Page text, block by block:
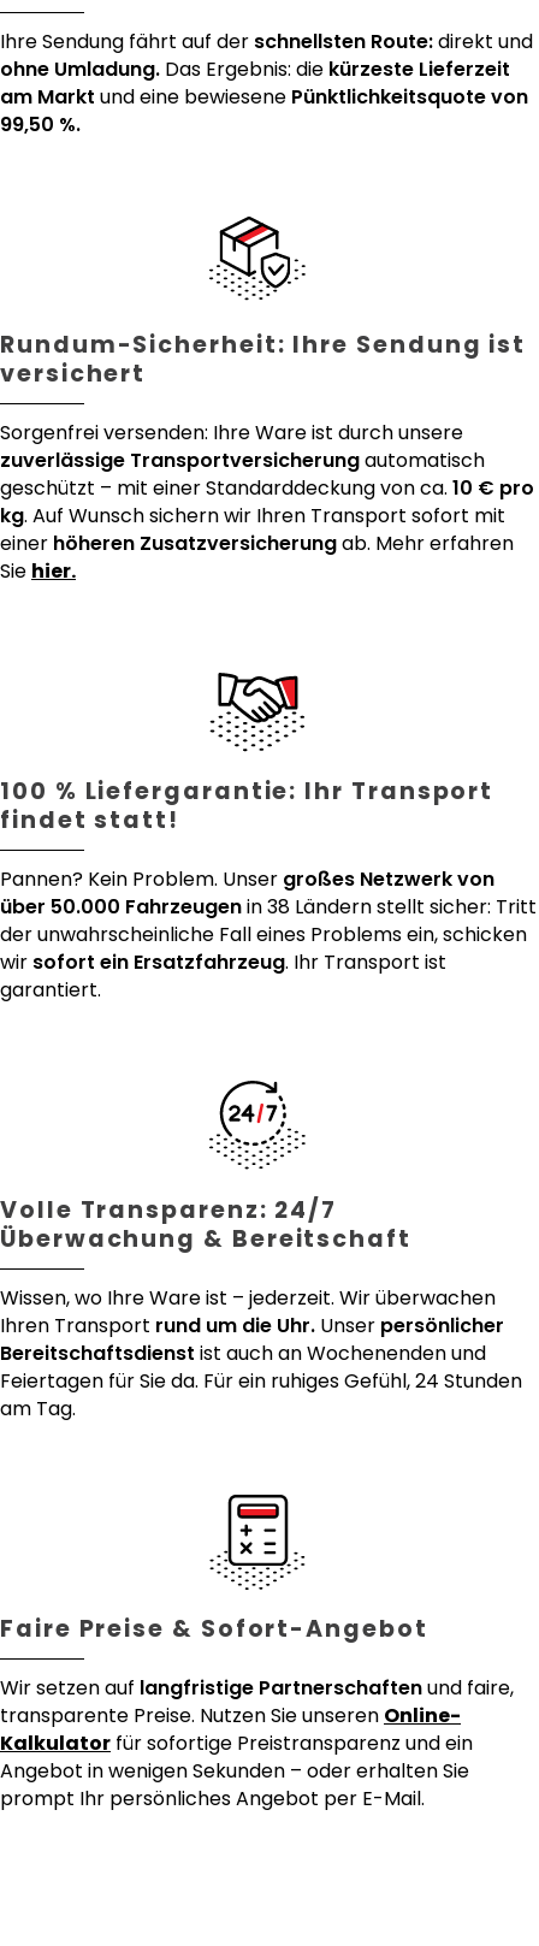
Ihre Sendung fährt auf der schnellsten Route:direkt und
ohne Umladung. Das Ergebnis: die kürzeste Lieferzeit
am Markt und eine bewiesene Pünktlichkeitsquote von
99,50 %.
Rundum-Sicherheit: Ihre Sendung ist
versichert
Sorgenfrei versenden: Ihre Ware ist durch unsere
zuverlässige Transportversicherungautomatisch
geschützt – mit einer Standarddeckung von ca. 10 € pro
kg. Auf Wunsch sichern wir Ihren Transport sofort mit
einer höheren Zusatzversicherungab. Mehr erfahren
Sie hier.
100 % Liefergarantie: Ihr Transport
findet statt!
Pannen? Kein Problem. Unser großes Netzwerk von
über 50.000 Fahrzeugenin 38 Ländern stellt sicher: Tritt
der unwahrscheinliche Fall eines Problems ein, schicken
wir sofort ein Ersatzfahrzeug. Ihr Transport ist
garantiert.
Volle Transparenz: 24/7
Überwachung & Bereitschaft
Wissen, wo Ihre Ware ist – jederzeit. Wir überwachen
Ihren Transport rund um die Uhr. Unser persönlicher
Bereitschaftsdienst ist auch an Wochenenden und
Feiertagen für Sie da. Für ein ruhiges Gefühl, 24 Stunden
am Tag.
Faire Preise & Sofort-Angebot
Wir setzen auf langfristige Partnerschaftenund faire,
transparente Preise. Nutzen Sie unseren Online-
Kalkulator für sofortige Preistransparenz und ein
Angebot in wenigen Sekunden – oder erhalten Sie
prompt Ihr persönliches Angebot per E-Mail.